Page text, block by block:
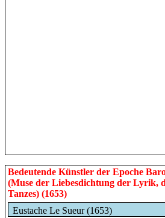
Bedeutende Künstler der Epoche
(Muse der Liebesdichtung der Lyrik,
Tanzes) (1653)
Eustache Le Sueur (1653)